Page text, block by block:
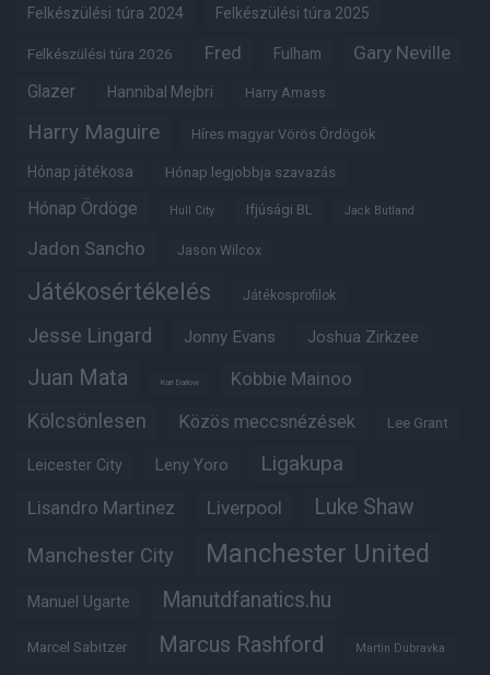
Felkészülési túra 2024 Felkészülési túra 2025
Felkészülési túra 2026 Fred Fulham Gary Neville
Glazer Hannibal Mejbri Harry Amass
Harry Maguire Híres magyar Vörös Ördögök
Hónap játékosa Hónap legjobbja szavazás
Hónap Ördöge Hull City Ifjúsági BL Jack Butland
Jadon Sancho Jason Wilcox
Játékosértékelés Játékosprofilok
Jesse Lingard Jonny Evans Joshua Zirkzee
Juan Mata Karl Darlow Kobbie Mainoo
Kölcsönlesen Közös meccsnézések Lee Grant
Leicester City Leny Yoro Ligakupa
Lisandro Martinez Liverpool Luke Shaw
Manchester City Manchester United
Manuel Ugarte Manutdfanatics.hu
Marcel Sabitzer Marcus Rashford Martin Dubravka